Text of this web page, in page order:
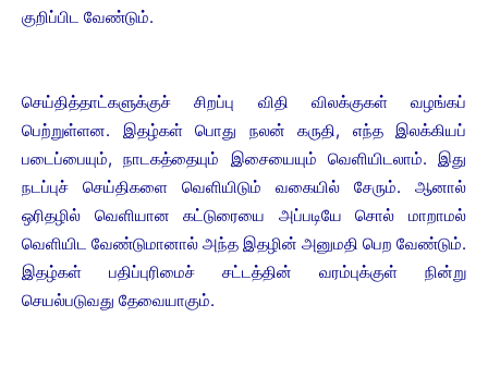
குறிப்பிட வேண்டும்.
செய்தித்தாட்களுக்குச் சிறப்பு விதி விலக்குகள் வழங்கப்
பெற்றுள்ளன. இதழ்கள் பொது நலன் கருதி, எந்த இலக்கியப்
படைப்பையும், நாடகத்தையும் இசையையும் வெளியிடலாம். இது
நடப்புச் செய்திகளை வெளியிடும் வகையில் சேரும். ஆனால்
ஒரிதழில் வெளியான கட்டுரையை அப்படியே சொல் மாறாமல்
வெளியிட வேண்டுமானால் அந்த இதழின் அனுமதி பெற வேண்டும்.
இதழ்கள் பதிப்புரிமைச் சட்டத்தின் வரம்புக்குள் நின்று
செயல்படுவது தேவையாகும்.